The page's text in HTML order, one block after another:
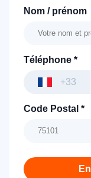
Nom / prénom
Téléphone *
+33
Code Postal *